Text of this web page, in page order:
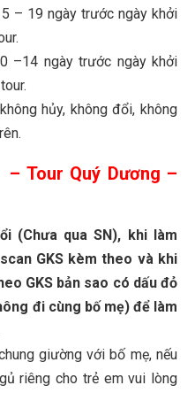
– 19 ngày trước ngày khởi
–14 ngày trước ngày khởi
hủy, không đổi, không
– Tour Quý Dương –
(Chưa qua SN), khi làm
GKS kèm theo và khi
GKS bản sao có dấu đỏ
đi cùng bố mẹ) để làm
giường với bố mẹ, nếu
riêng cho trẻ em vui lòng